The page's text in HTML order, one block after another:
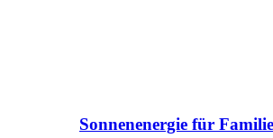
Sonnenenergie für